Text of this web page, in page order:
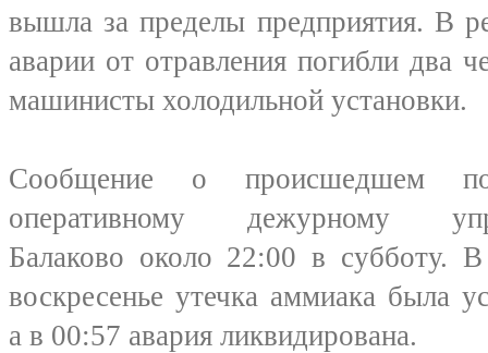
вышла за пределы предприятия. В
аварии от отравления погибли два
машинисты холодильной установки.
Сообщение о происшедшем
оперативному дежурному
Балаково около 22:00 в субботу.
воскресенье утечка аммиака была
а в 00:57 авария ликвидирована.